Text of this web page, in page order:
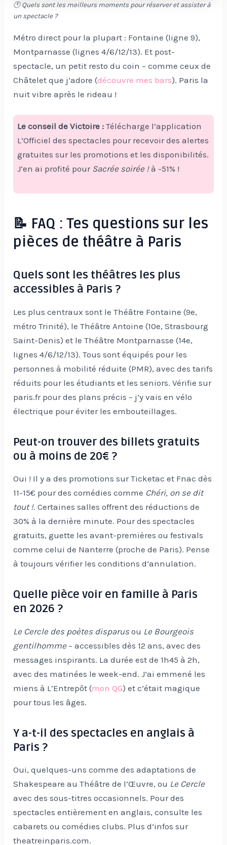
🕐 Quels sont les meilleurs moments pour réserver et assister à
un spectacle ?
Métro direct pour la plupart : Fontaine (ligne 9),
Montparnasse (lignes 4/6/12/13). Et post-
spectacle, un petit resto du coin – comme ceux de
Châtelet que j’adore (découvre mes bars). Paris la
nuit vibre après le rideau !
Le conseil de Victoire : Télécharge l’application
L’Officiel des spectacles pour recevoir des alertes
gratuites sur les promotions et les disponibilités.
J’en ai profité pour Sacrée soirée !à -51% !
📝 FAQ : Tes questions sur les
pièces de théâtre à Paris
Quels sont les théâtres les plus
accessibles à Paris ?
Les plus centraux sont le Théâtre Fontaine (9e,
métro Trinité), le Théâtre Antoine (10e, Strasbourg
Saint-Denis) et le Théâtre Montparnasse (14e,
lignes 4/6/12/13). Tous sont équipés pour les
personnes à mobilité réduite (PMR), avec des tarifs
réduits pour les étudiants et les seniors. Vérifie sur
paris.fr pour des plans précis – j’y vais en vélo
électrique pour éviter les embouteillages.
Peut-on trouver des billets gratuits
ou à moins de 20€ ?
Oui ! Il y a des promotions sur Ticketac et Fnac dès
11-15€ pour des comédies comme Chéri, on se dit
tout !. Certaines salles offrent des réductions de
30% à la dernière minute. Pour des spectacles
gratuits, guette les avant-premières ou festivals
comme celui de Nanterre (proche de Paris). Pense
à toujours vérifier les conditions d’annulation.
Quelle pièce voir en famille à Paris
en 2026 ?
Le Cercle des poètes disparus ou Le Bourgeois
gentilhomme – accessibles dès 12 ans, avec des
messages inspirants. La durée est de 1h45 à 2h,
avec des matinées le week-end. J’ai emmené les
miens à L’Entrepôt (mon QG) et c’était magique
pour tous les âges.
Y a-t-il des spectacles en anglais à
Paris ?
Oui, quelques-uns comme des adaptations de
Shakespeare au Théâtre de l’Œuvre, ou Le Cercle
avec des sous-titres occasionnels. Pour des
spectacles entièrement en anglais, consulte les
cabarets ou comédies clubs. Plus d’infos sur
theatreinparis.com.